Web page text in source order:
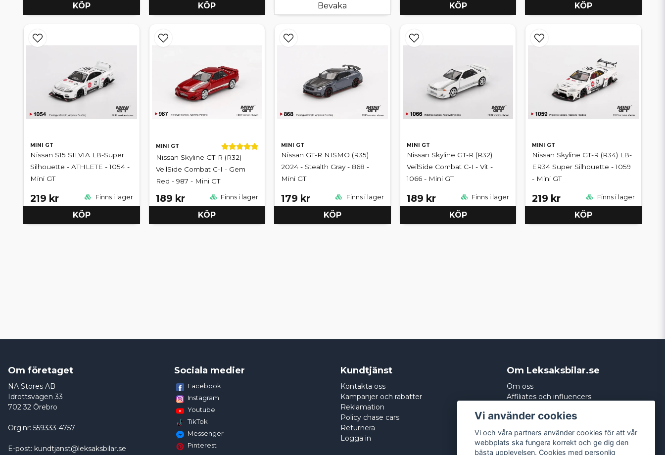
KÖP KÖP Bevaka KÖP KÖP
MINI GT
Nissan S15 SILVIA LB-Super
Silhouette - ATHLETE - 1054 -
Mini GT
219 kr Finns i lager
KÖP
MINI GT
Nissan Skyline GT-R (R32)
VeilSide Combat C-I - Gem
Red - 987 - Mini GT
189 kr Finns i lager
KÖP
MINI GT
Nissan GT-R NISMO (R35)
2024 - Stealth Gray - 868 -
Mini GT
179 kr Finns i lager
KÖP
MINI GT
Nissan Skyline GT-R (R32)
VeilSide Combat C-I - Vit -
1066 - Mini GT
189 kr Finns i lager
KÖP
MINI GT
Nissan Skyline GT-R (R34) LB-
ER34 Super Silhouette - 1059
- Mini GT
219 kr Finns i lager
KÖP
Om företaget
NA Stores AB
Idrottsvägen 33
702 32 Örebro
Org.nr: 559333-4757
E-post: kundtjanst@leksaksbilar.se
Sociala medier
Facebook
Instagram
Youtube
TikTok
Messenger
Pinterest
Kundtjänst
Kontakta oss
Kampanjer och rabatter
Reklamation
Policy chase cars
Returnera
Logga in
Om Leksaksbilar.se
Om oss
Affiliates och influencers
Integritetspolicy
Vi använder cookies
Vi och våra partners använder cookies för att vår
webbplats ska fungera korrekt och ge dig den
bästa upplevelsen. Cookies med personlig